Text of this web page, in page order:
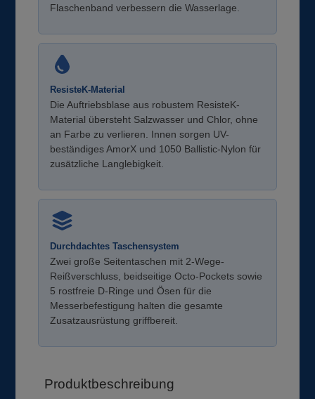
Flaschenband verbessern die Wasserlage.
ResisteK-Material
Die Auftriebsblase aus robustem ResisteK-
Material übersteht Salzwasser und Chlor, ohne
an Farbe zu verlieren. Innen sorgen UV-
beständiges AmorX und 1050 Ballistic-Nylon für
zusätzliche Langlebigkeit.
Durchdachtes Taschensystem
Zwei große Seitentaschen mit 2-Wege-
Reißverschluss, beidseitige Octo-Pockets sowie
5 rostfreie D-Ringe und Ösen für die
Messerbefestigung halten die gesamte
Zusatzausrüstung griffbereit.
Produktbeschreibung